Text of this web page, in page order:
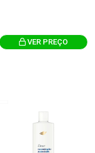
VER PREÇO